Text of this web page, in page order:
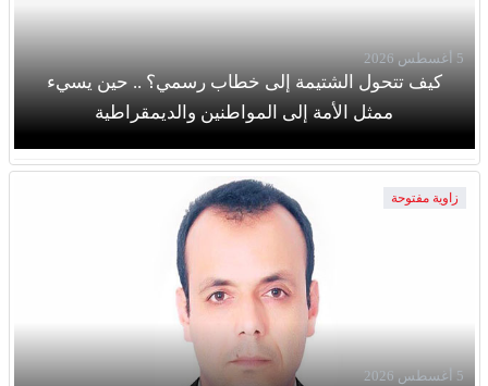
كيف تتحول الشتيمة إلى خطاب رسمي؟ .. حين يسيء
ممثل الأمة إلى المواطنين والديمقراطية
5 أغسطس 2026
زاوية مفتوحة
5 أغسطس 2026